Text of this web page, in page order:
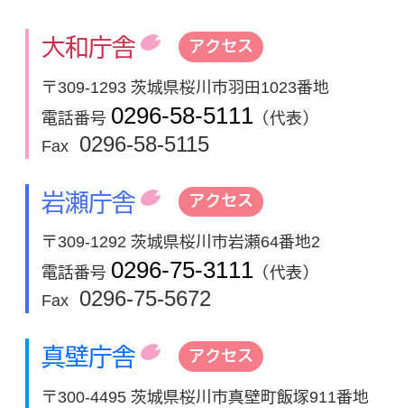
大和庁舎 アクセス
〒309-1293 茨城県桜川市羽田1023番地
電話番号 0296-58-5111 （代表）
Fax
0296-58-5115
岩瀬庁舎 アクセス
〒309-1292 茨城県桜川市岩瀬64番地2
電話番号 0296-75-3111 （代表）
Fax
0296-75-5672
真壁庁舎 アクセス
〒300-4495 茨城県桜川市真壁町飯塚911番地